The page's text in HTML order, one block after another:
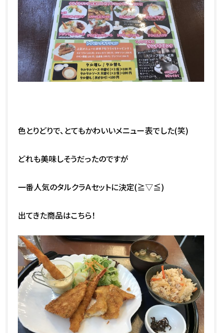
色とりどりで、とてもかわいいメニュー表でした(笑)
どれも美味しそうだったのですが
一番人気のタルクラＡセットに決定(≧▽≦)
出てきた商品はこちら！